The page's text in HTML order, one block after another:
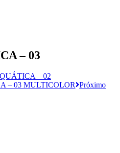
– 03
– 02
– 03 MULTICOLOR Próximo